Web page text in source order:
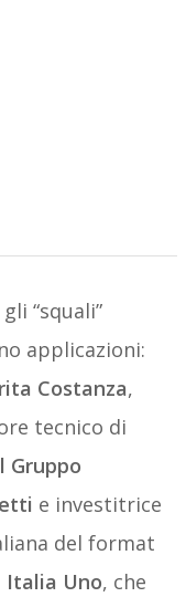
“squali”
applicazioni:
Costanza,
tecnico di
Gruppo
e investitrice
del format
Italia Uno, che